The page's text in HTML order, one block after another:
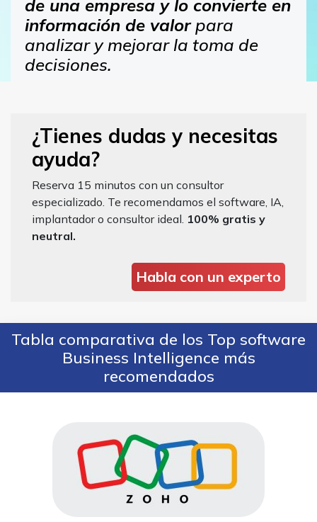
de una empresa y lo convierte en
información de valor para
analizar y mejorar la toma de
decisiones.
¿Tienes dudas y necesitas
ayuda?
Reserva 15 minutos con un consultor
especializado. Te recomendamos el software, IA,
implantador o consultor ideal. 100% gratis y
neutral.
Habla con un experto
Tabla comparativa de los Top software
Business Intelligence más
recomendados